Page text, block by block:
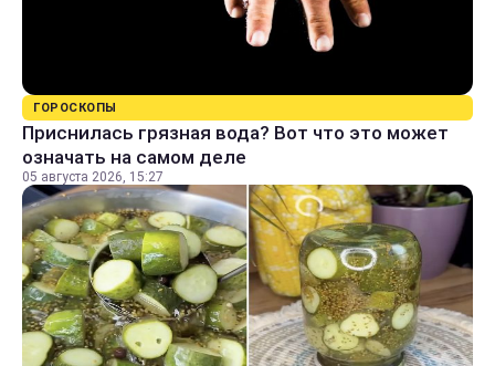
ГОРОСКОПЫ
Приснилась грязная вода? Вот что это может
означать на самом деле
05 августа 2026, 15:27